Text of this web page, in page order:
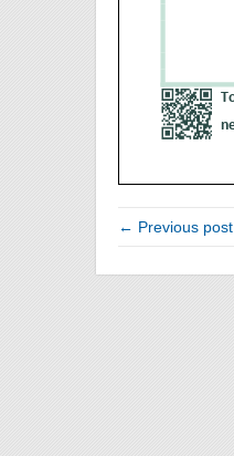
← Previous post